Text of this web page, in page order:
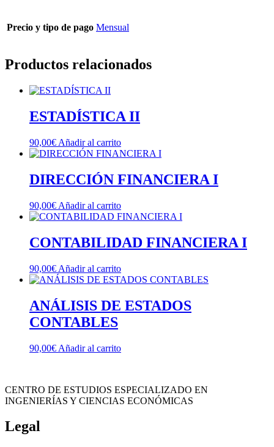
Precio y tipo de pago Mensual
Productos relacionados
ESTADÍSTICA II
90,00€ Añadir al carrito
DIRECCIÓN FINANCIERA I
90,00€ Añadir al carrito
CONTABILIDAD FINANCIERA I
90,00€ Añadir al carrito
ANÁLISIS DE ESTADOS
CONTABLES
90,00€ Añadir al carrito
CENTRO DE ESTUDIOS ESPECIALIZADO EN
INGENIERÍAS Y CIENCIAS ECONÓMICAS
Legal